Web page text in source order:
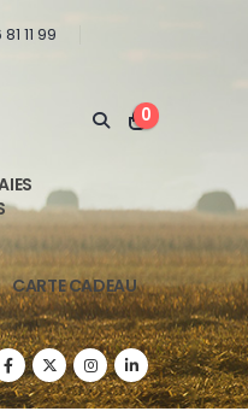
11 99
0
CARTE CADEAU